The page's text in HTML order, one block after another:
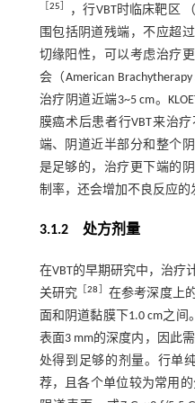
25
，行VBT时临床靶区
围包括阴道残端，不应超
切缘阳性，可以考虑治疗
会（American
治疗阴道近端3~5 cm。
膜癌术后患者行VBT来治
端、阴道近半部分和整个
是足够的，治疗更下端的
制率，还会增加不良反应的
3.1.2 处方剂量
在VBT的早期研究中，治疗
关研究 ［28
在参考深度上
面和阴道黏膜下1.0 cm之间
表面3 mm的深度内，因此
处得到足够的剂量。行单
荐，且各个单位较为常用